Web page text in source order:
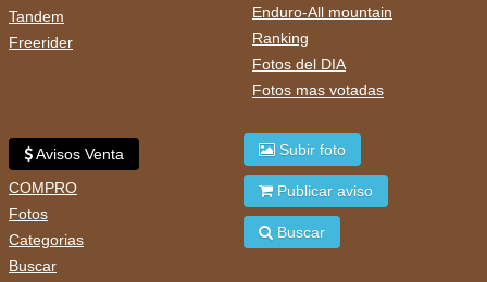
Tandem
Freerider
Enduro-All mountain
Ranking
Fotos del DIA
Fotos mas votadas
Avisos Venta
COMPRO
Fotos
Categorias
Buscar
Subir foto
Publicar aviso
Buscar